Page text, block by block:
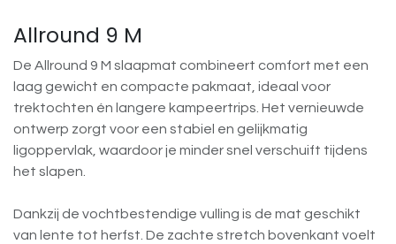
Allround 9 M
De Allround 9 M slaapmat combineert comfort met een
laag gewicht en compacte pakmaat, ideaal voor
trektochten én langere kampeertrips. Het vernieuwde
ontwerp zorgt voor een stabiel en gelijkmatig
ligoppervlak, waardoor je minder snel verschuift tijdens
het slapen.
Dankzij de vochtbestendige vulling is de mat geschikt
van lente tot herfst. De zachte stretch bovenkant voelt